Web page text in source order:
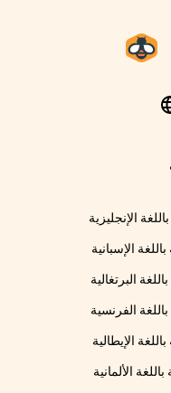
الإنجليزية
الإسبانية
البرتغالية
الفرنسية
الإيطالية
الألمانية